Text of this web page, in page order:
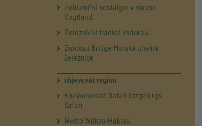
Železniční nostalgie v okrese
Vogtland
Železniční tradice Zwickau
Zwickau Bridge Horská uhelná
železnice
objevovat region
Krušnohorské Safari Erzgebirgs
Safari
Město Wilkau-Haßlau